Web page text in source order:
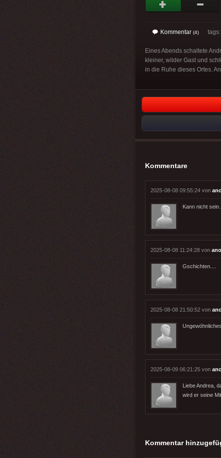
Kommentar (4)
Eines Abends schaltete
kleiner, wilder Gast und
in die Ruhe dieses Ortes.
Kommentare
2025-08-08 09:55:24 von
Kann nicht
2025-08-08 11:24:28 von
Gschichten....
2025-08-08 21:50:52 von
2025-08-09 06:21:25 von
Liebe Andrea,
wird er seine
Kommentar